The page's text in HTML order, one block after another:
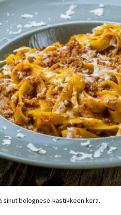
sinut bolognese-kastikkeen kera.